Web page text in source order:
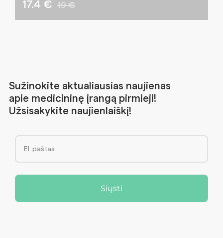
17.4 € 19 €
Sužinokite aktualiausias naujienas
apie medicininę įrangą pirmieji!
Užsisakykite naujienlaiškį!
Siųsti